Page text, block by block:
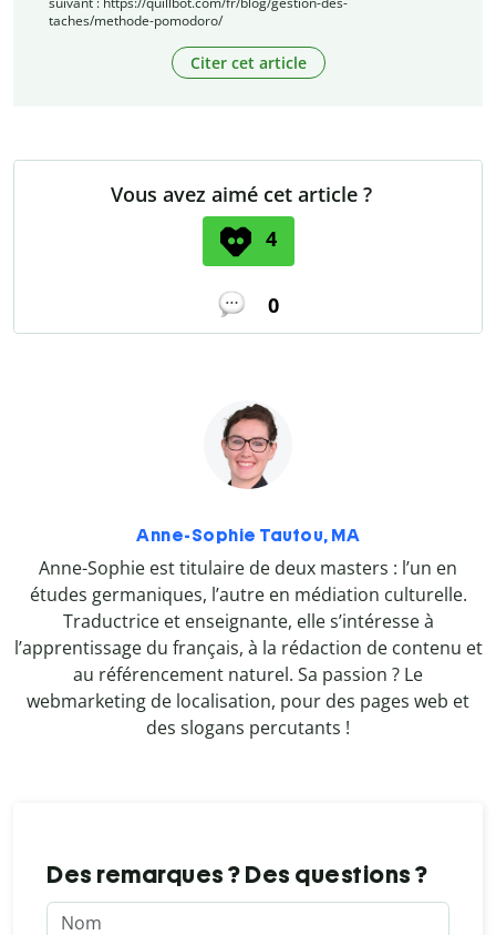
taches/methode-pomodoro/
Citer cet article
Vous avez aimé cet article ?
4
0
Anne-Sophie Tautou, MA
Anne-Sophie est titulaire de deux masters : l’un en
études germaniques, l’autre en médiation culturelle.
Traductrice et enseignante, elle s’intéresse à
l’apprentissage du français, à la rédaction de contenu et
au référencement naturel. Sa passion ? Le
webmarketing de localisation, pour des pages web et
des slogans percutants !
Des remarques ? Des questions ?